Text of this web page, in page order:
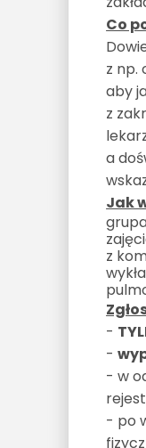
Co
z np.
aby
z
a
Jak
z
-
-
- w
- po